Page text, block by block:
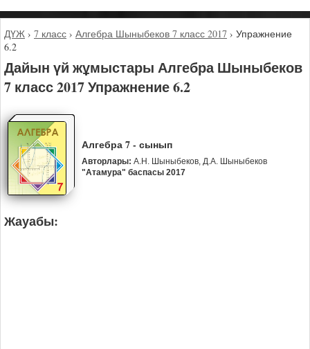
ДҮЖ › 7 класс › Алгебра Шыныбеков 7 класс 2017 › Упражнение
6.2
Дайын үй жұмыстары Алгебра Шыныбеков
7 класс 2017 Упражнение 6.2
Алгебра 7 - сынып
Авторлары: А.Н. Шыныбеков, Д.А. Шыныбеков
"Атамура" баспасы 2017
Жауабы: